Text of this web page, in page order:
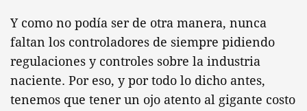
Y como no podía ser de otra manera, nunca
faltan los controladores de siempre pidiendo
regulaciones y controles sobre la industria
naciente. Por eso, y por todo lo dicho antes,
tenemos que tener un ojo atento al gigante costo